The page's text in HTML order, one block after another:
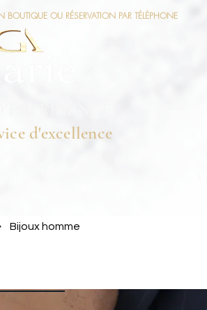
OU RÉSERVATION PAR TÉLÉPHONE
d'excellence
Bijoux homme